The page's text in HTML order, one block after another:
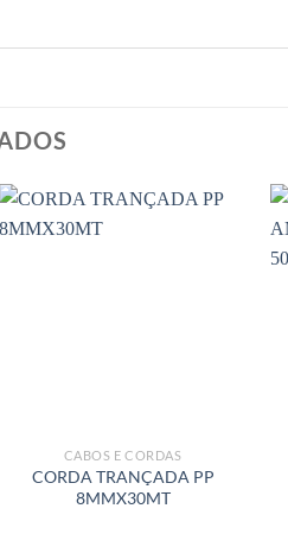
CABOS E CORDAS
CORDA TRANÇADA PP
8MMX30MT